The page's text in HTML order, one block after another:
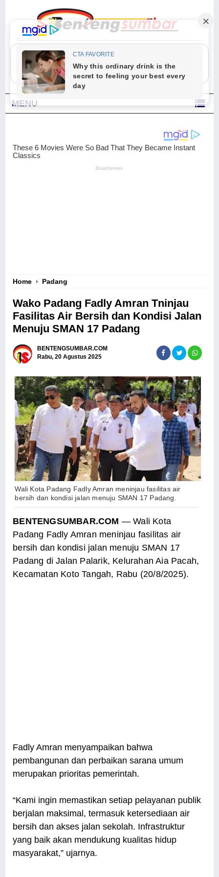
"Sesungguhnya Allah dan para malaikat-Nya berselawat untuk Nabi.
Wahai orang-orang yang beriman, berselawatlah kamu untuk Nabi dan
ucapkanlah salam dengan penuh penghormatan kepadanya." (Qs. Al
Ahzab Ayat 56)
MENU
Home › Padang
Wako Padang Fadly Amran Tninjau
Fasilitas Air Bersih dan Kondisi Jalan
Menuju SMAN 17 Padang
BENTENGSUMBAR.COM
Rabu, 20 Agustus 2025
Wali Kota Padang Fadly Amran meninjau fasilitas air
bersih dan kondisi jalan menuju SMAN 17 Padang.
BENTENGSUMBAR.COM — Wali Kota
Padang Fadly Amran meninjau fasilitas air
bersih dan kondisi jalan menuju SMAN 17
Padang di Jalan Palarik, Kelurahan Aia Pacah,
Kecamatan Koto Tangah, Rabu (20/8/2025).
Fadly Amran menyampaikan bahwa
pembangunan dan perbaikan sarana umum
merupakan prioritas pemerintah.
“Kami ingin memastikan setiap pelayanan publik
berjalan maksimal, termasuk ketersediaan air
bersih dan akses jalan sekolah. Infrastruktur
yang baik akan mendukung kualitas hidup
masyarakat,” ujarnya.